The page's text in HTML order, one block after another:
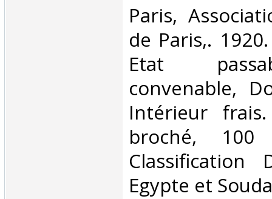
‎Paris,
de Paris,.
Etat
convenable,
Intérieur
broché,
Classification
Egypte et